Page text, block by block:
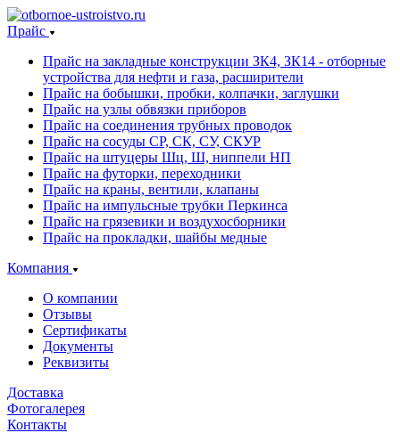
Прайс
Прайс на закладные конструкции ЗК4, ЗК14 - отборные
устройства для нефти и газа, расширители
Прайс на бобышки, пробки, колпачки, заглушки
Прайс на узлы обвязки приборов
Прайс на соединения трубных проводок
Прайс на сосуды СР, СК, СУ, СКУР
Прайс на штуцеры Шц, Ш, ниппели НП
Прайс на футорки, переходники
Прайс на краны, вентили, клапаны
Прайс на импульсные трубки Перкинса
Прайс на грязевики и воздухосборники
Прайс на прокладки, шайбы медные
Компания
О компании
Отзывы
Сертификаты
Документы
Реквизиты
Доставка
Фотогалерея
Контакты